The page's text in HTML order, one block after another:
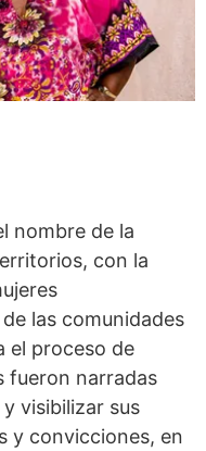
nombre de la
con la
las comunidades
el proceso de
fueron narradas
visibilizar sus
y convicciones, en